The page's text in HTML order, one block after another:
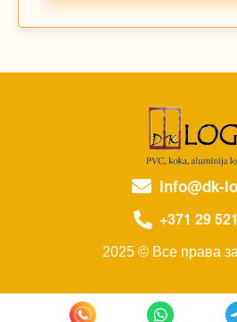
info@dk-
+371 29
2025 © Все права